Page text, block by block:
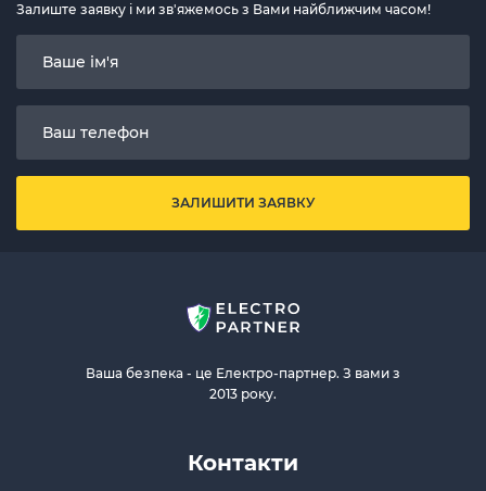
Залиште заявку і ми зв'яжемось з Вами найближчим часом!
ЗАЛИШИТИ ЗАЯВКУ
Ваша безпека - це Електро-партнер. З вами з
2013 року.
Контакти